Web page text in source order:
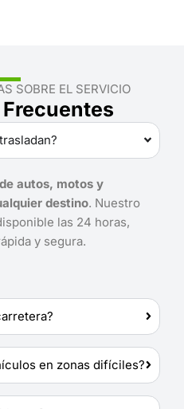
SOBRE EL SERVICIO
autos, motos y
destino. Nuestro
las 24 horas,
y segura.
en zonas difíciles?